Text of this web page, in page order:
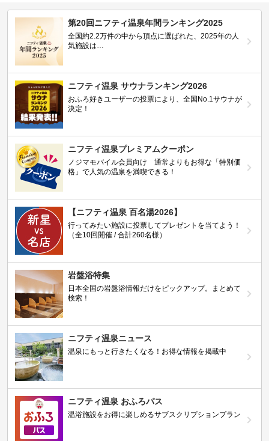
第20回ニフティ温泉年間ランキング2025
全国約2.2万件の中から頂点に選ばれた、2025年の人
気施設は…
ニフティ温泉 サウナランキング2026
おふろ好きユーザーの投票により、全国No.1サウナが
決定！
ニフティ温泉プレミアムクーポン
ノジマモバイル会員向け 通常よりもお得な「特別価
格」で人気の温泉を満喫できる！
【ニフティ温泉 百名湯2026】
行ってみたい施設に投票してプレゼントを当てよう！
（全10回開催 / 合計260名様）
岩盤浴特集
日本全国の岩盤浴情報だけをピックアップ。まとめて
検索！
ニフティ温泉ニュース
温泉にもっと行きたくなる！お得な情報を掲載中
ニフティ温泉 おふろパス
温浴施設をお得に楽しめるサブスクリプションプラン